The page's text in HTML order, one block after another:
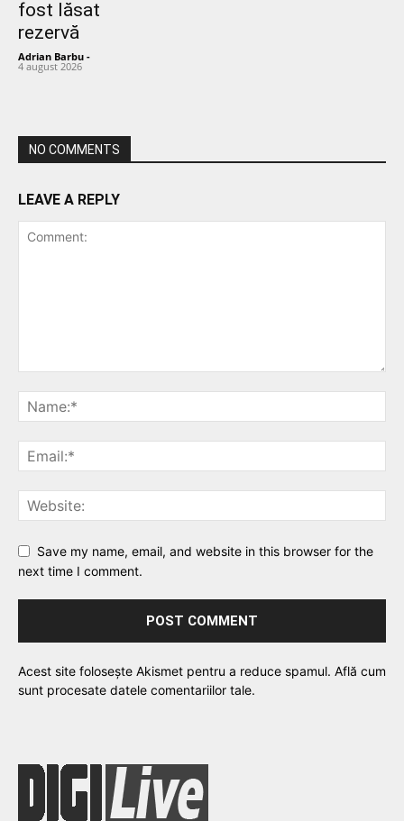
fost lăsat
rezervă
Adrian Barbu -
4 august 2026
NO COMMENTS
LEAVE A REPLY
Save my name, email, and website in this browser for the
next time I comment.
Acest site folosește Akismet pentru a reduce spamul. Află cum
sunt procesate datele comentariilor tale.